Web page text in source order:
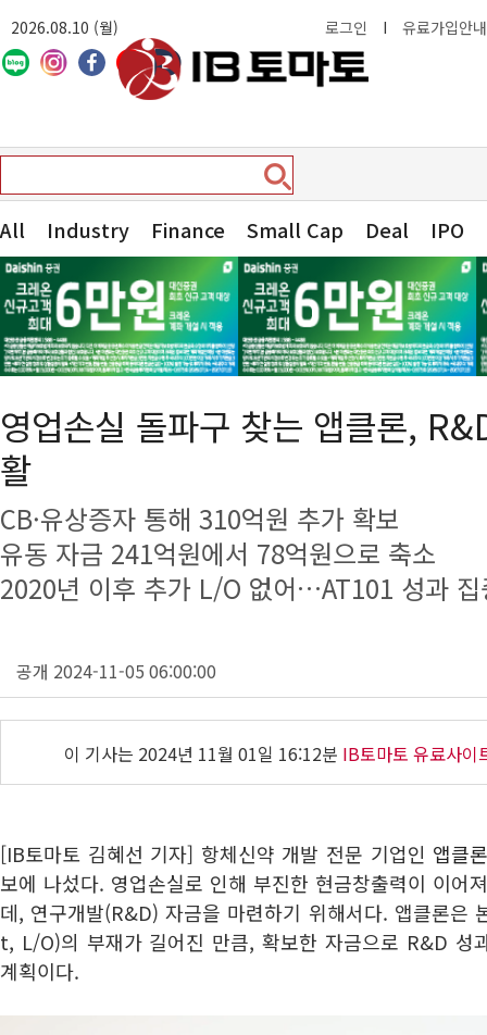
2026.08.10 (월) 로그인 I 유료가입안내
All Industry Finance Small Cap Deal IPO
영업손실 돌파구 찾는 앱클론,
활
CB·유상증자 통해 310억원 추가 확보
유동 자금 241억원에서 78억원으로 축소
2020년 이후 추가 L/O 없어…AT101 성과 집
공개 2024-11-05 06:00:00
이 기사는 2024년 11월 01일 16:12분 IB토마토 유료사이
[IB토마토 김혜선 기자] 항체신약 개발 전문 기업인 앱클
보에 나섰다. 영업손실로 인해 부진한 현금창출력이 이어
데, 연구개발(R&D) 자금을 마련하기 위해서다. 앱클론은
t, L/O)의 부재가 길어진 만큼, 확보한 자금으로 R&D 성
계획이다.